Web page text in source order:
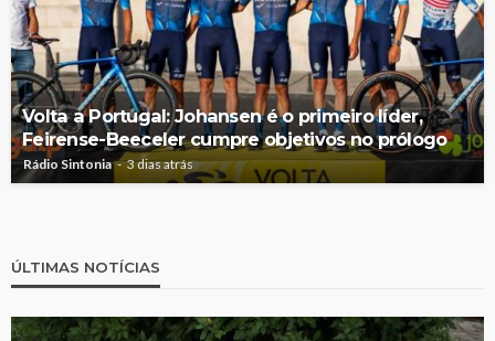
Volta a Portugal: Johansen é o primeiro líder,
Feirense-Beeceler cumpre objetivos no prólogo
Rádio Sintonia 3 dias atrás
ÚLTIMAS NOTÍCIAS